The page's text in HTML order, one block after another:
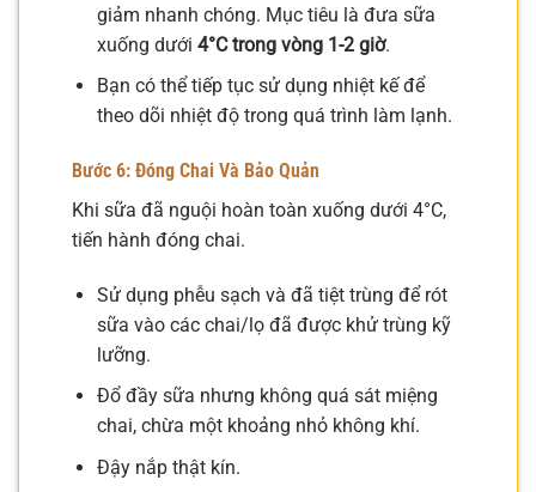
giảm nhanh chóng. Mục tiêu là đưa sữa
xuống dưới 4°C trong vòng 1-2 giờ.
Bạn có thể tiếp tục sử dụng nhiệt kế để
theo dõi nhiệt độ trong quá trình làm lạnh.
Bước 6: Đóng Chai Và Bảo Quản
Khi sữa đã nguội hoàn toàn xuống dưới 4°C,
tiến hành đóng chai.
Sử dụng phễu sạch và đã tiệt trùng để rót
sữa vào các chai/lọ đã được khử trùng kỹ
lưỡng.
Đổ đầy sữa nhưng không quá sát miệng
chai, chừa một khoảng nhỏ không khí.
Đậy nắp thật kín.